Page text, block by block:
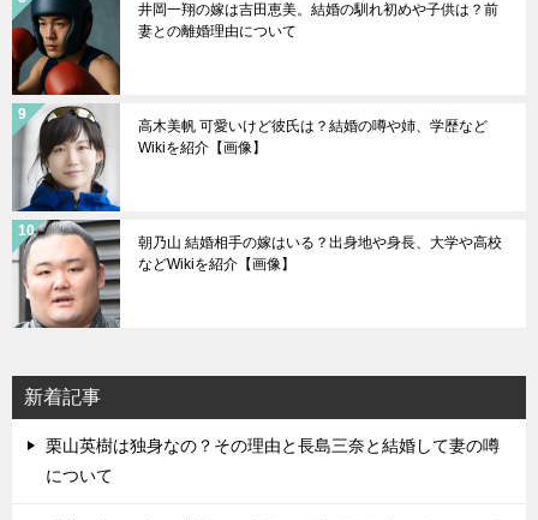
井岡一翔の嫁は吉田恵美。結婚の馴れ初めや子供は？前
妻との離婚理由について
高木美帆 可愛いけど彼氏は？結婚の噂や姉、学歴など
Wikiを紹介【画像】
朝乃山 結婚相手の嫁はいる？出身地や身長、大学や高校
などWikiを紹介【画像】
新着記事
栗山英樹は独身なの？その理由と長島三奈と結婚して妻の噂
について